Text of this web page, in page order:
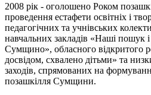
2008 рік - оголошено Роком
проведення естафети освітніх і
педагогічних та учнівських
навчальних закладів «Наші пошук і
Сумщино», обласного відкритого
досвідом, схвалено дітьми» та
заходів, спрямованих на
позашкілля Сумщини.